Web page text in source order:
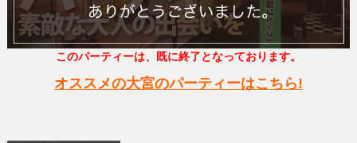
このパーティーは、既に終了となっております。
オススメの大宮のパーティーはこちら!